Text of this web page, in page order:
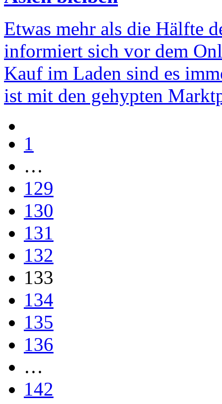
Etwas mehr als die Hälfte
informiert sich vor dem
Kauf im Laden sind es
ist mit den gehypten
1
…
129
130
131
132
133
134
135
136
…
142